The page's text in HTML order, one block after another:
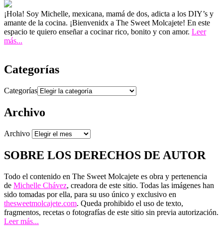
¡Hola! Soy Michelle, mexicana, mamá de dos, adicta a los DIY’s y
amante de la cocina. ¡Bienvenidx a The Sweet Molcajete! En este
espacio te quiero enseñar a cocinar rico, bonito y con amor. Leer
más...
Categorías
Categorías
Archivo
Archivo
SOBRE LOS DERECHOS DE AUTOR
Todo el contenido en The Sweet Molcajete es obra y pertenencia
de Michelle Chávez, creadora de este sitio. Todas las imágenes han
sido tomadas por ella, para su uso único y exclusivo en
thesweetmolcajete.com. Queda prohibido el uso de texto,
fragmentos, recetas o fotografías de este sitio sin previa autorización.
Leer más...